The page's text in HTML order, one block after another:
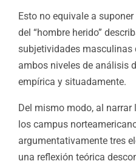
Esto no equivale a
del “hombre herido”
subjetividades masculinas
ambos niveles de análisis
empírica y situadamente.
Del mismo modo, al
los campus
argumentativamente tres
una reflexión teórica